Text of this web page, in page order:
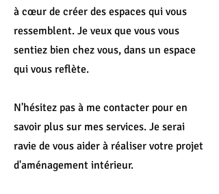
à cœur de créer des espaces qui vous
ressemblent. Je veux que vous vous
sentiez bien chez vous, dans un espace
qui vous reflète.
N'hésitez pas à me contacter pour en
savoir plus sur mes services. Je serai
ravie de vous aider à réaliser votre projet
d'aménagement intérieur.